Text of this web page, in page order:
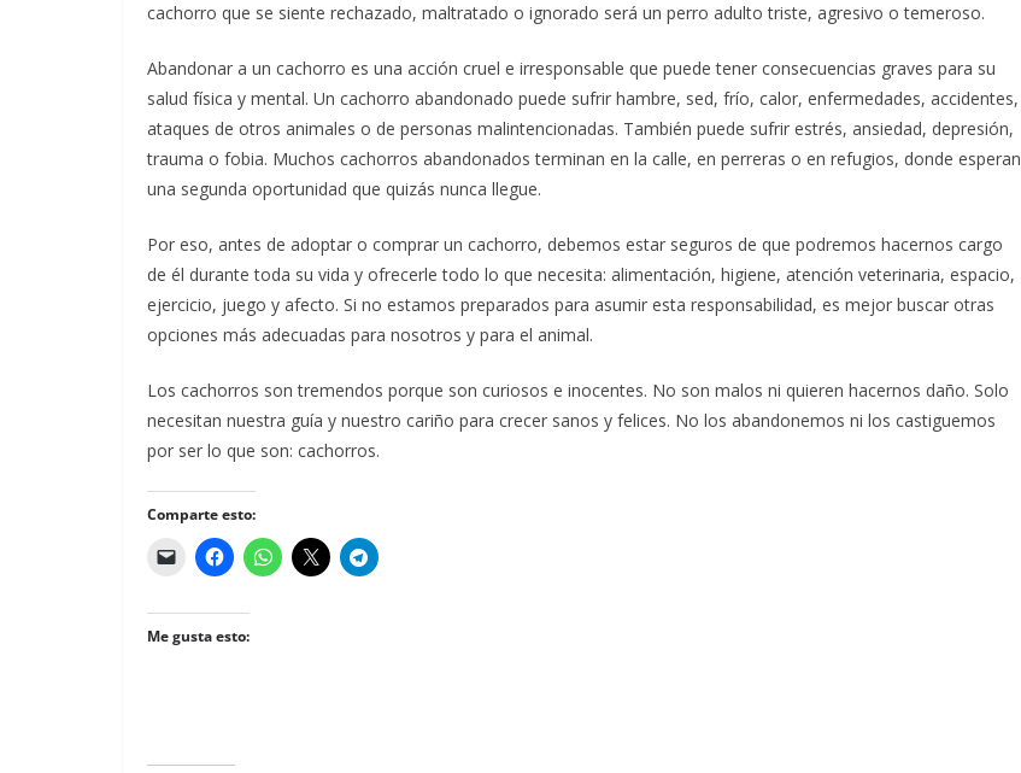
cachorro que se siente rechazado, maltratado o ignorado será un perro adulto triste, agresivo o temeroso.
Abandonar a un cachorro es una acción cruel e irresponsable que puede tener consecuencias graves para su
salud física y mental. Un cachorro abandonado puede sufrir hambre, sed, frío, calor, enfermedades, accidentes,
ataques de otros animales o de personas malintencionadas. También puede sufrir estrés, ansiedad, depresión,
trauma o fobia. Muchos cachorros abandonados terminan en la calle, en perreras o en refugios, donde esperan
una segunda oportunidad que quizás nunca llegue.
Por eso, antes de adoptar o comprar un cachorro, debemos estar seguros de que podremos hacernos cargo
de él durante toda su vida y ofrecerle todo lo que necesita: alimentación, higiene, atención veterinaria, espacio,
ejercicio, juego y afecto. Si no estamos preparados para asumir esta responsabilidad, es mejor buscar otras
opciones más adecuadas para nosotros y para el animal.
Los cachorros son tremendos porque son curiosos e inocentes. No son malos ni quieren hacernos daño. Solo
necesitan nuestra guía y nuestro cariño para crecer sanos y felices. No los abandonemos ni los castiguemos
por ser lo que son: cachorros.
Comparte esto:
Me gusta esto: